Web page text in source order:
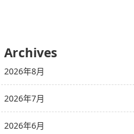
Archives
2026年8月
2026年7月
2026年6月